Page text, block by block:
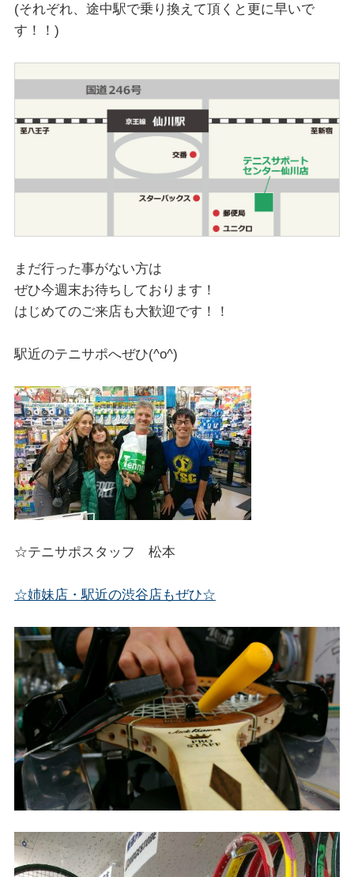
(それぞれ、途中駅で乗り換えて頂くと更に早いで
す！！)
まだ行った事がない方は
ぜひ今週末お待ちしております！
はじめてのご来店も大歓迎です！！
駅近のテニサポへぜひ(^o^)
☆テニサポスタッフ 松本
☆姉妹店・駅近の渋谷店もぜひ☆